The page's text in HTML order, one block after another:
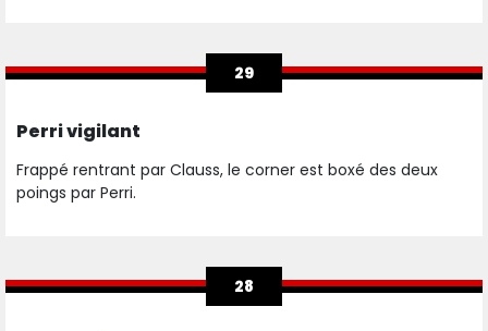
29
Perri vigilant
Frappé rentrant par Clauss, le corner est boxé des deux
poings par Perri.
28